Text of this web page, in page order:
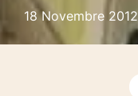
18 Novembre 2012